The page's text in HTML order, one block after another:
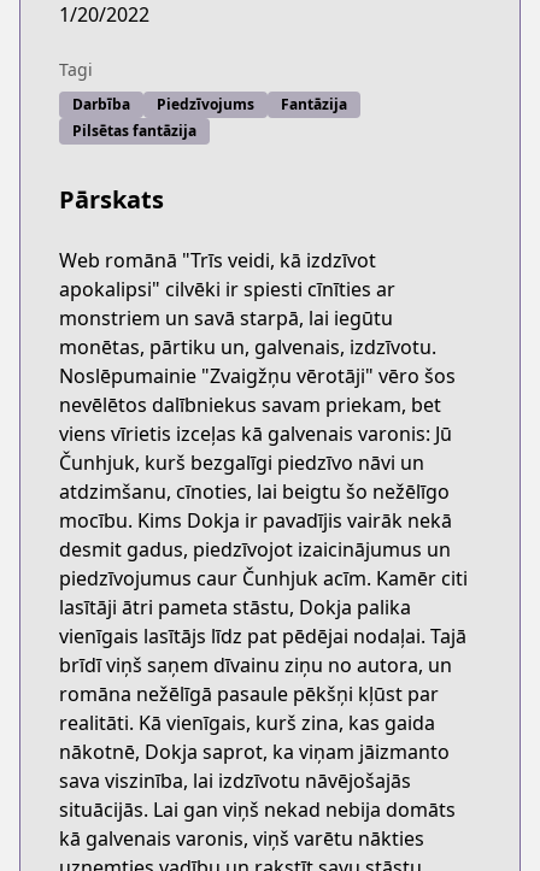
1/20/2022
Tagi
Darbība Piedzīvojums
Fantāzija
Pilsētas fantāzija
Pārskats
Web romānā "Trīs veidi, kā izdzīvot
apokalipsi" cilvēki ir spiesti cīnīties ar
monstriem un savā starpā, lai iegūtu
monētas, pārtiku un, galvenais, izdzīvotu.
Noslēpumainie "Zvaigžņu vērotāji" vēro šos
nevēlētos dalībniekus savam priekam, bet
viens vīrietis izceļas kā galvenais varonis: Jū
Čunhjuk, kurš bezgalīgi piedzīvo nāvi un
atdzimšanu, cīnoties, lai beigtu šo nežēlīgo
mocību. Kims Dokja ir pavadījis vairāk nekā
desmit gadus, piedzīvojot izaicinājumus un
piedzīvojumus caur Čunhjuk acīm. Kamēr citi
lasītāji ātri pameta stāstu, Dokja palika
vienīgais lasītājs līdz pat pēdējai nodaļai. Tajā
brīdī viņš saņem dīvainu ziņu no autora, un
romāna nežēlīgā pasaule pēkšņi kļūst par
realitāti. Kā vienīgais, kurš zina, kas gaida
nākotnē, Dokja saprot, ka viņam jāizmanto
sava viszinība, lai izdzīvotu nāvējošajās
situācijās. Lai gan viņš nekad nebija domāts
kā galvenais varonis, viņš varētu nākties